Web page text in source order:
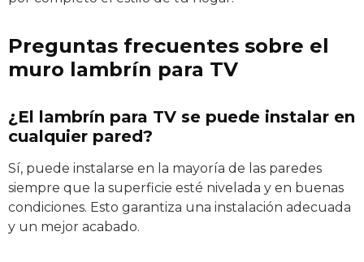
Preguntas frecuentes sobre el
muro lambrín para TV
¿El lambrín para TV se puede instalar en
cualquier pared?
Sí, puede instalarse en la mayoría de las paredes
siempre que la superficie esté nivelada y en buenas
condiciones. Esto garantiza una instalación adecuada
y un mejor acabado.